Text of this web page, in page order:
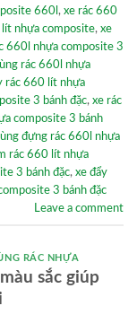
660l , xe rác 660
nhựa composite, xe
660l nhựa composite 3
rác 660l nhựa
rác 660 lít nhựa
3 bánh đặc, xe rác
composite 3 bánh
đựng rác 660l nhựa
rác 660 lít nhựa
3 bánh đặc, xe đẩy
3 bánh đặc
Leave a comment
RÁC NHỰA
sắc giúp